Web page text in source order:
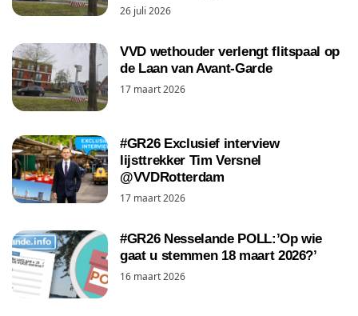
26 juli 2026
VVD wethouder verlengt flitspaal op
de Laan van Avant-Garde
17 maart 2026
#GR26 Exclusief interview
lijsttrekker Tim Versnel
@VVDRotterdam
17 maart 2026
#GR26 Nesselande POLL:’Op wie
gaat u stemmen 18 maart 2026?’
16 maart 2026